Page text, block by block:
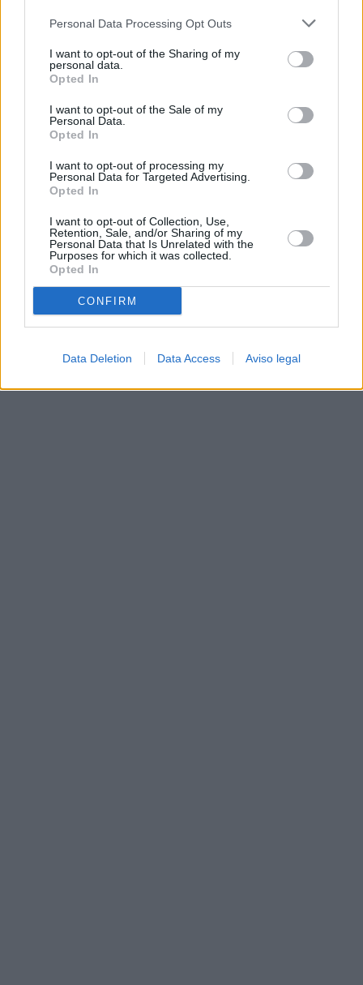
negar su consentimiento. Tenga en cuenta que algún
de su consentimiento, pero usted tiene el derecho de
rechazar tal procesamiento. Sus preferencias se aplicarán
cualquier momento entrando de nuevo en este sitio web o
visitando nuestra política de privacidad.
Personal Data Processing Opt Outs
I want to opt-out of the Sharing of my
personal data.
Opted In
I want to opt-out of the Sale of my
Personal Data.
Opted In
I want to opt-out of processing my
Personal Data for Targeted Advertising.
Opted In
I want to opt-out of Collection, Use,
Retention, Sale, and/or Sharing of my
Personal Data that Is Unrelated with the
Purposes for which it was collected.
Opted In
CONFIRM
Data Deletion Data Access Aviso legal